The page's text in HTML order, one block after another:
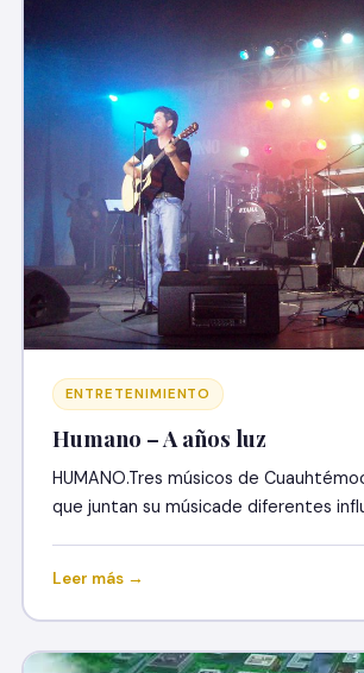
ENTRETENIMIENTO
Humano – A años luz
HUMANO.Tres músicos de
que juntan su músicade diferentes
Leer más →